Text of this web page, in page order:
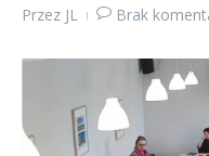
Przez JL Brak